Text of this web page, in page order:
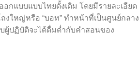
กแบบแบบไทยดั้งเดิม โดยมีรายละเอียด
ใหญ่หรือ “บอท” ทำหน้าที่เป็นศูนย์กลาง
ผู้ปฏิบัติจะได้ดื่มด่ำกับคำสอนของ